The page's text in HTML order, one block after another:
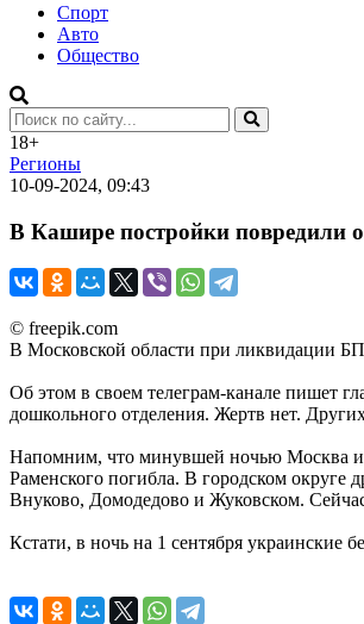
Спорт
Авто
Общество
18+
Регионы
10-09-2024, 09:43
В Кашире постройки
© freepik.com
В Московской области при ликвидации
Об этом в своем телеграм-канале пишет
дошкольного отделения. Жертв нет.
Напомним, что минувшей ночью Москва и
Раменского погибла. В городском округе
Внуково, Домодедово и Жуковском.
Кстати, в ночь на 1 сентября